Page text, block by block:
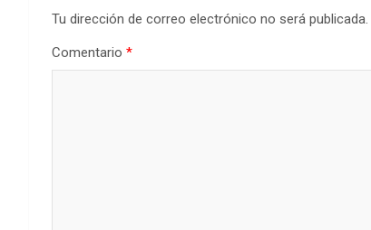
Tu dirección de correo electrónico no será publicada.
Comentario *